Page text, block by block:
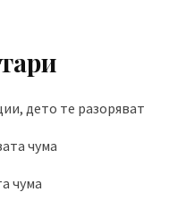
дето те разоряват
чума
чума